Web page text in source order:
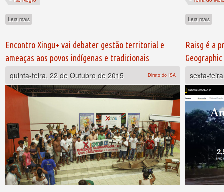
Leia mais sobre Índios baniwa e waiwai conhecem miniusinas de processamento de
Leia mais
Encontro Xingu+ vai debater gestão territorial e
ameaças aos povos indígenas e tradicionais
quinta-feira, 22 de Outubro de 2015
Direto do ISA
Raisg é a
sexta-